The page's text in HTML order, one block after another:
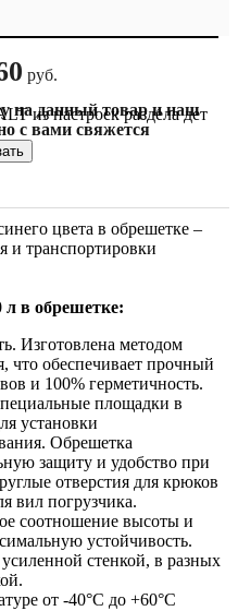
руб.
на данный товар и наш
с вами свяжется
цвета в обрешетке –
и транспортировки
в обрешетке:
Изготовлена методом
что обеспечивает прочный
и 100% герметичность.
площадки в
установки
Обрешетка
защиту и удобство при
отверстия для крюков
вил погрузчика.
соотношение высоты и
устойчивость.
стенкой, в разных
от -40°С до +60°С